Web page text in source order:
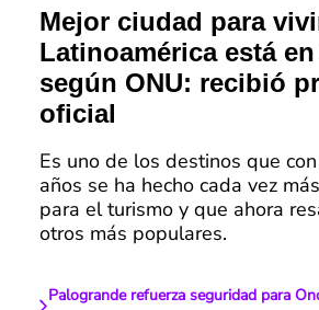
Mejor ciudad para
Latinoamérica está
según ONU: recibió
oficial
Es uno de los destinos que
años se ha hecho cada vez
para el turismo y que ahora
otros más populares.
Palogrande refuerza seguridad para